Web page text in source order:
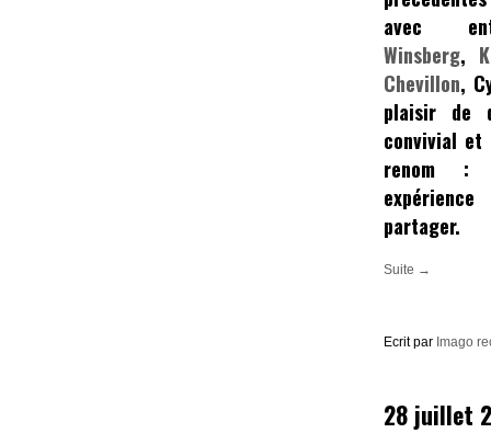
avec
Winsberg,
Chevillon,
plaisir de
convivial et
renom
partager.
Suite →
Ecrit par Imago
28 juillet